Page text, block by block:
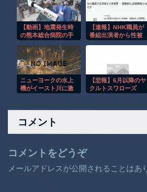
【動画】地震発生時
の熊本総合病院の手
Дﾟ)))
【速報】NHK職員が
番組出演者から性被
ニューヨークの水上
機がイースト川に激
【悲報】6月以降のヤ
クルトスワローズ
コメント
コメントをどうぞ
メールアドレスが公開されることはあ